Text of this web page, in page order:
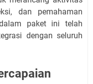
dan pemahaman
paket ini telah
dengan seluruh